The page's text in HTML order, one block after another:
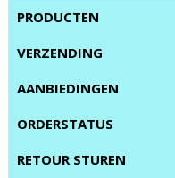
PRODUCTEN
VERZENDING
AANBIEDINGEN
ORDERSTATUS
RETOUR STUREN